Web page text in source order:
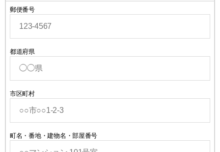
郵便番号
都道府県
市区町村
町名・番地・建物名・部屋番号